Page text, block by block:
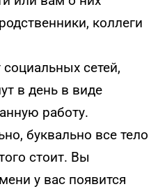
коллеги
социальных сетей,
в день в виде
работу.
буквально все тело
стоит. Вы
у вас появится